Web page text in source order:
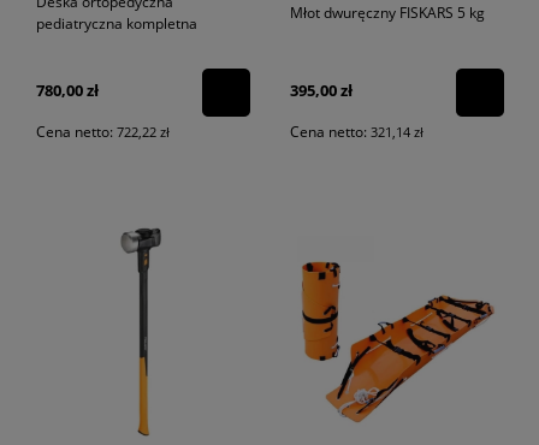
pediatryczna kompletna
780,00 zł
Cena netto: 722,22 zł
Młot dwuręczny FISKARS 5 kg
395,00 zł
Cena netto: 321,14 zł